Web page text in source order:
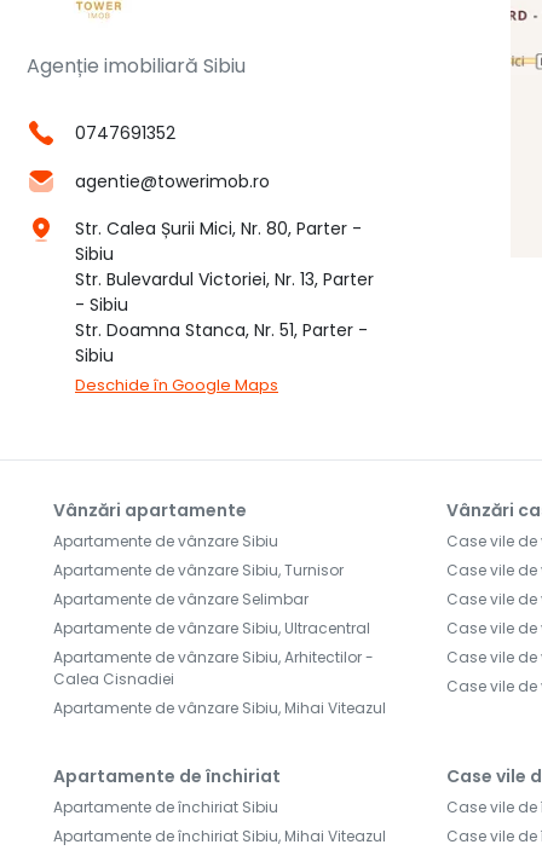
Agenție imobiliară Sibiu
0747691352
agentie@towerimob.ro
Str. Calea Șurii Mici, Nr. 80, Parter -
Sibiu
Str. Bulevardul Victoriei, Nr. 13, Parter
- Sibiu
Str. Doamna Stanca, Nr. 51, Parter -
Sibiu
Deschide în Google Maps
Vânzări apartamente
Apartamente de vânzare Sibiu
Apartamente de vânzare Sibiu, Turnisor
Apartamente de vânzare Selimbar
Apartamente de vânzare Sibiu, Ultracentral
Apartamente de vânzare Sibiu, Arhitectilor -
Calea Cisnadiei
Apartamente de vânzare Sibiu, Mihai Viteazul
Vânzări
Case vile
Case vile
Case vile de
Case vile
Case vile
Case vile
Apartamente de închiriat
Apartamente de închiriat Sibiu
Apartamente de închiriat Sibiu, Mihai Viteazul
Case vile
Case vile
Case vile